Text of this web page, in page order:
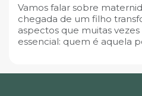
Vamos falar sobre
chegada de um filho
aspectos que muitas
essencial: quem é aquela